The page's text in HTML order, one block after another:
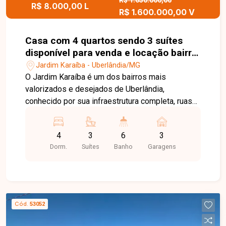
R$ 8.000,00 L
R$ 1.600.000,00 V
Casa com 4 quartos sendo 3 suítes
disponível para venda e locação bairro
Jardim Karaíba em Uberlândia-MG
Jardim Karaíba - Uberlândia/MG
O Jardim Karaíba é um dos bairros mais
valorizados e desejados de Uberlândia,
conhecido por sua infraestrutura completa, ruas
oferece fácil acesso às principais avenidas da
cidade, além de estar próxima a supermercados,
escolas, restaurantes, farmácias, academias e
sala de TV, lavabo, varanda, sala de jantar
integrada à cozinha equipada com armários,
4
Dorm.
3
Suítes
6
Banho
3
Garagens
Cód. 53052